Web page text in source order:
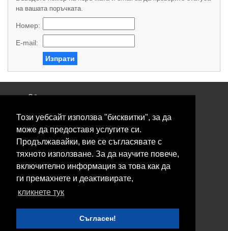
Този уебсайт използва "бисквитки", за да
може да предоставя услугите си.
Продължавайки, вие се съгласявате с
тяхното използване. За да научите повече,
включително информация за това как да
ги премахнете и деактивирате,
кликнете тук
Съгласен!
на вашата поръчката.
Номер:
E-mail:
Изпрати
Общи условия
Свържете се с нас
Контакти
Нашите сервизи
Блог
© 2026 Fransizkup.bg всички права запазени
Изграждане и поддръжка от
Boby_fransizkup